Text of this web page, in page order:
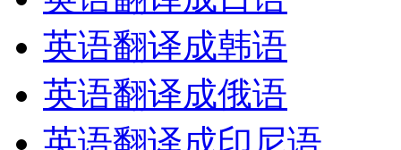
英语翻译成韩语
英语翻译成俄语